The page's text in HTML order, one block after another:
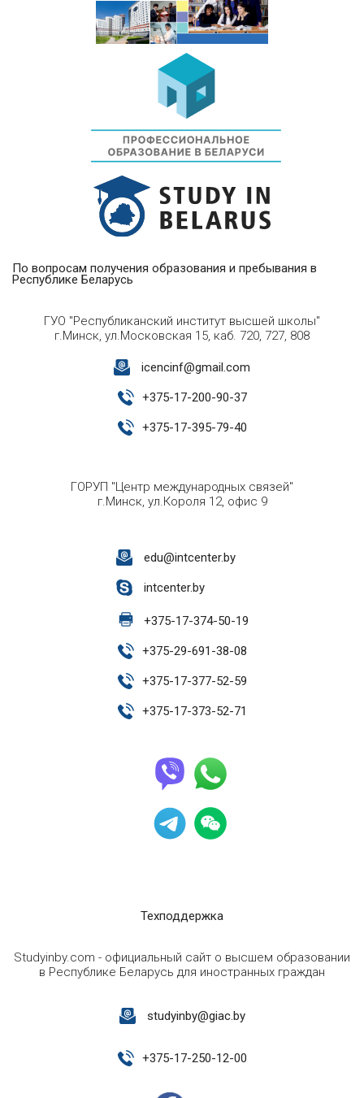
По вопросам получения образования и пребывания в
Республике Беларусь
ГУО "Республиканский институт высшей школы"
г.Минск, ул.Московская 15, каб. 720, 727, 808
icencinf@gmail.com
+375-17-200-90-37
+375-17-395-79-40
ГОРУП "Центр международных связей"
г.Минск, ул.Короля 12, офис 9
edu@intcenter.by
intcenter.by
+375-17-374-50-19
+375-29-691-38-08
+375-17-377-52-59
+375-17-373-52-71
Техподдержка
Studyinby.com - официальный сайт о высшем образовании
в Республике Беларусь для иностранных граждан
studyinby@giac.by
+375-17-250-12-00